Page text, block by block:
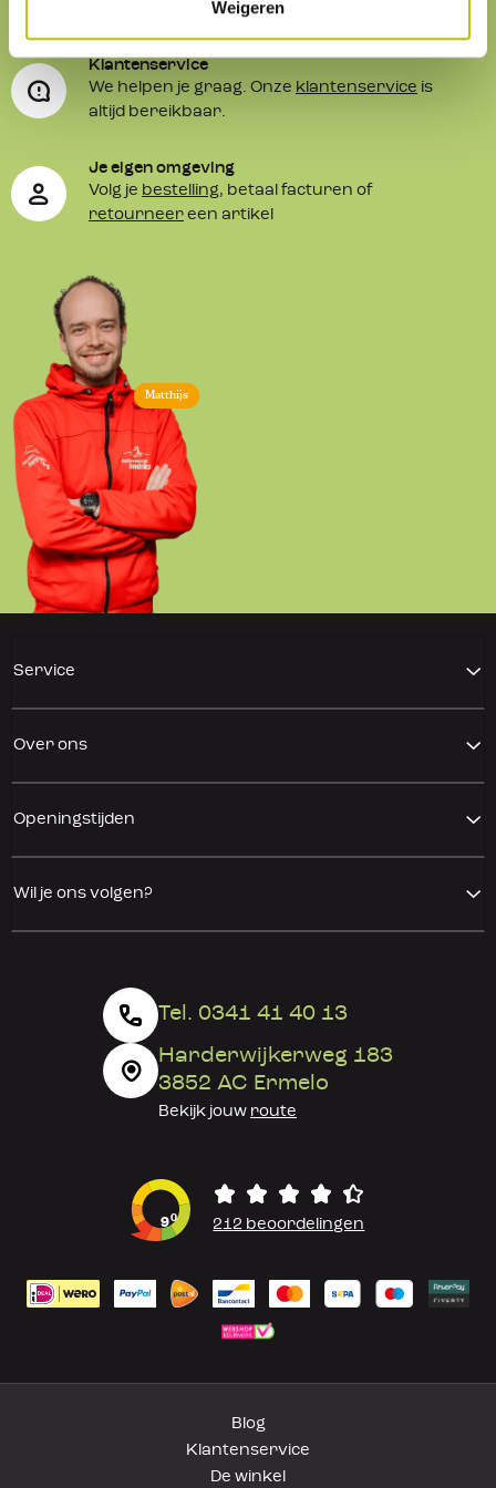
Weigeren
Matthijs
Klantenservice
We helpen je graag. Onze klantenservice is
altijd bereikbaar.
Je eigen omgeving
Volg je bestelling, betaal facturen of
retourneer een artikel
Service
Over ons
Openingstijden
Wil je ons volgen?
Tel. 0341 41 40 13
Harderwijkerweg 183
3852 AC Ermelo
Bekijk jouw route
90 212 beoordelingen
Blog
Klantenservice
De winkel